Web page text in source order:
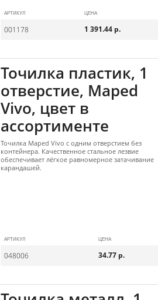
АРТИКУЛ ЦЕНА
001178 1 391.44 р.
Точилка пластик, 1
отверстие, Maped
Vivo, цвет в
ассортименте
Точилка Maped Vivo с одним отверстием без
контейнера. Качественное стальное лезвие
обеспечивает лёгкое равномерное затачивание
карандашей.
АРТИКУЛ ЦЕНА
048006 34.77 р.